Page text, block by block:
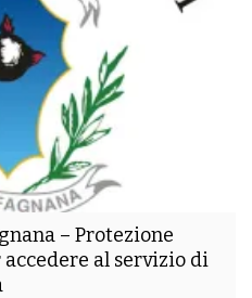
– Protezione
al servizio di